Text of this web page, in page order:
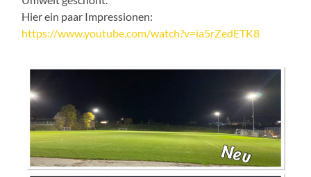
Hier ein paar Impressionen:
https://www.youtube.com/watch?v=ia5rZedETK8